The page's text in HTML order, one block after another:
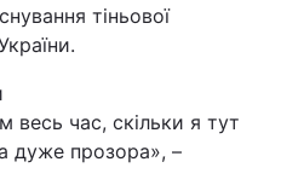
тіньової
час, скільки я тут
дуже прозора», –